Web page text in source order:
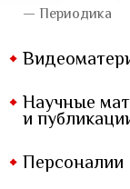
— Периодика
Научные
и
Персоналии